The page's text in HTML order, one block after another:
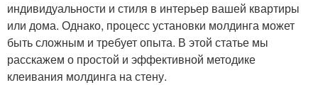
индивидуальности и стиля в интерьер вашей квартиры
или дома. Однако, процесс установки молдинга может
быть сложным и требует опыта. В этой статье мы
расскажем о простой и эффективной методике
клеивания молдинга на стену.